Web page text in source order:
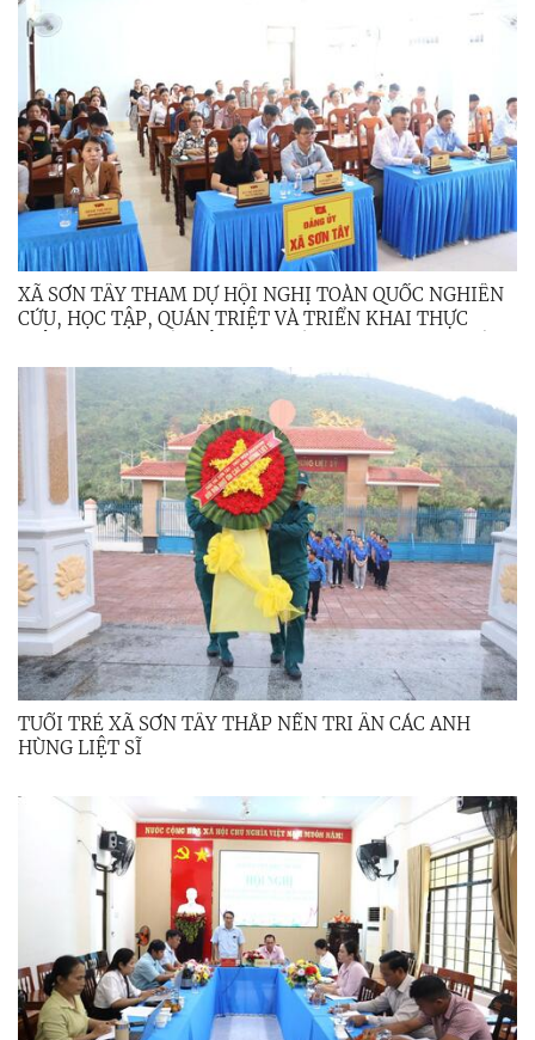
XÃ SƠN TÂY THAM DỰ HỘI NGHỊ TOÀN QUỐC NGHIÊN
CỨU, HỌC TẬP, QUÁN TRIỆT VÀ TRIỂN KHAI THỰC
HÀNH TRUNG ƯƠNG ĐẢNG KHÓA XIV
TUỔI TRẺ XÃ SƠN TÂY THẮP NẾN TRI ÂN CÁC ANH
HÙNG LIỆT SĨ